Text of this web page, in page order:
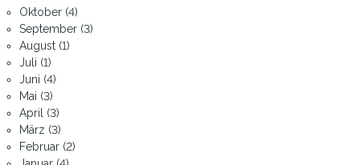
Oktober (4)
September (3)
August (1)
Juli (1)
Juni (4)
Mai (3)
April (3)
März (3)
Februar (2)